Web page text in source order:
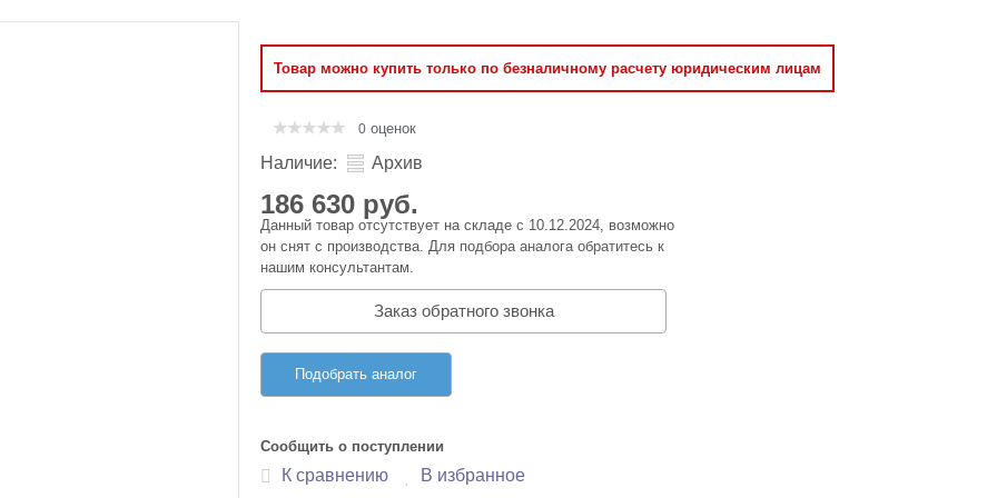
Товар можно купить только по безналичному расчету юридическим лицам
0 оценок
Наличие: Архив
186 630 руб.
Данный товар отсутствует на складе с 10.12.2024, возможно
он снят с производства. Для подбора аналога обратитесь к
нашим консультантам.
Заказ обратного звонка
Подобрать аналог
Сообщить о поступлении
К сравнению В избранное
память